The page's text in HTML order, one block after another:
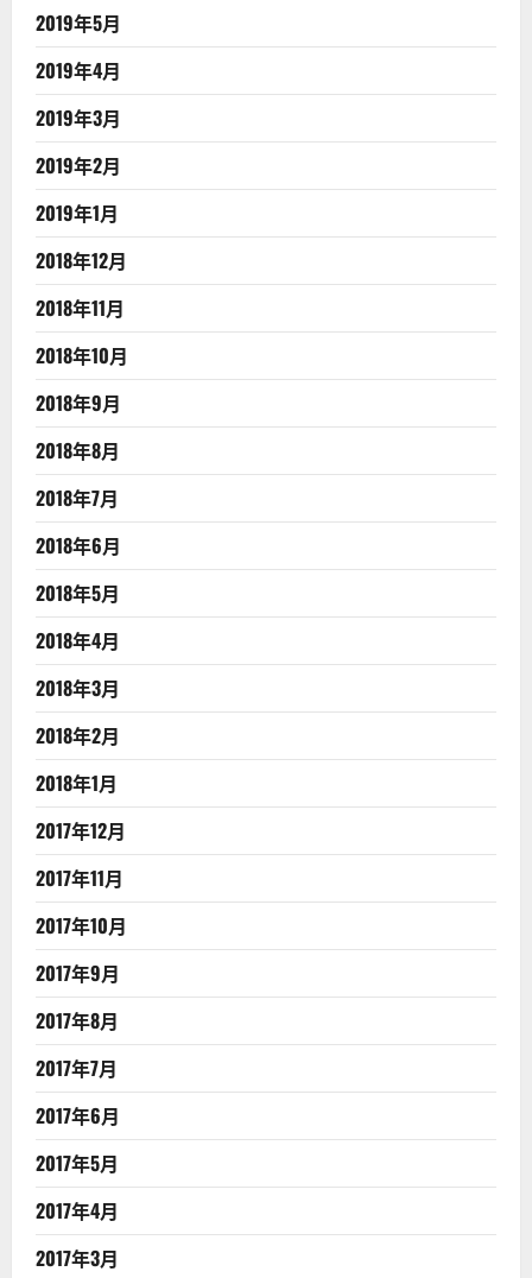
2019年5月
2019年4月
2019年3月
2019年2月
2019年1月
2018年12月
2018年11月
2018年10月
2018年9月
2018年8月
2018年7月
2018年6月
2018年5月
2018年4月
2018年3月
2018年2月
2018年1月
2017年12月
2017年11月
2017年10月
2017年9月
2017年8月
2017年7月
2017年6月
2017年5月
2017年4月
2017年3月